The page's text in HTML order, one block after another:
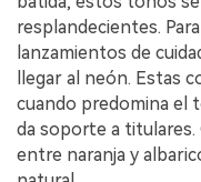
resplandecientes.
lanzamientos de
llegar al neón. Estas
cuando predomina el
da soporte a titulares.
entre naranja y